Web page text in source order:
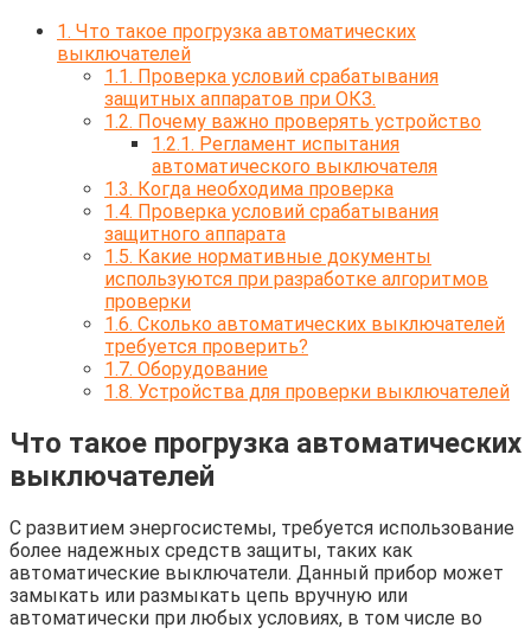
1. Что такое прогрузка автоматических
выключателей
1.1. Проверка условий срабатывания
защитных аппаратов при ОКЗ.
1.2. Почему важно проверять устройство
1.2.1. Регламент испытания
автоматического выключателя
1.3. Когда необходима проверка
1.4. Проверка условий срабатывания
защитного аппарата
1.5. Какие нормативные документы
используются при разработке алгоритмов
проверки
1.6. Сколько автоматических выключателей
требуется проверить?
1.7. Оборудование
1.8. Устройства для проверки выключателей
Что такое прогрузка автоматических
выключателей
С развитием энергосистемы, требуется использование
более надежных средств защиты, таких как
автоматические выключатели. Данный прибор может
замыкать или размыкать цепь вручную или
автоматически при любых условиях, в том числе во